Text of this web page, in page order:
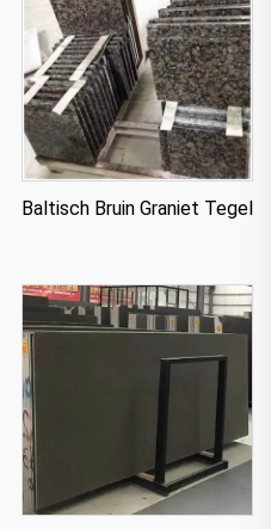
Baltisch Bruin Graniet Tegel